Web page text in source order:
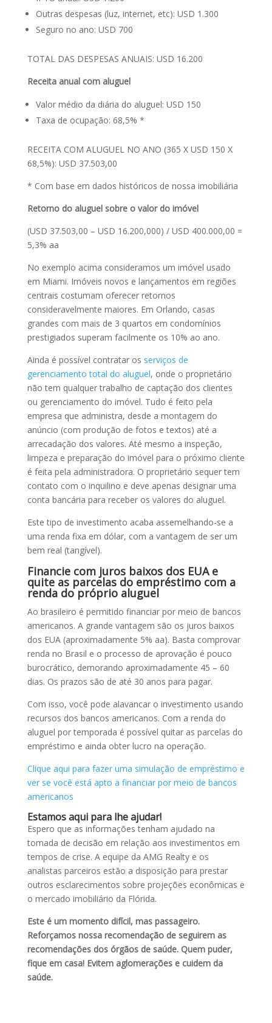
Outras despesas (luz, internet, etc): USD 1.300
Seguro no ano: USD 700
TOTAL DAS DESPESAS ANUAIS: USD 16.200
Receita anual com aluguel
Valor médio da diária do aluguel: USD 150
Taxa de ocupação: 68,5% *
RECEITA COM ALUGUEL NO ANO (365 X USD 150 X
68,5%): USD 37.503,00
* Com base em dados históricos de nossa imobiliária
Retorno do aluguel sobre o valor do imóvel
(USD 37.503,00 – USD 16.200,000) / USD 400.000,00 =
5,3% aa
No exemplo acima consideramos um imóvel usado
em Miami. Imóveis novos e lançamentos em regiões
centrais costumam oferecer retornos
consideravelmente maiores. Em Orlando, casas
grandes com mais de 3 quartos em condomínios
prestigiados superam facilmente os 10% ao ano.
Ainda é possível contratar os serviços de
gerenciamento total do aluguel, onde o proprietário
não tem qualquer trabalho de captação dos clientes
ou gerenciamento do imóvel. Tudo é feito pela
empresa que administra, desde a montagem do
anúncio (com produção de fotos e textos) até a
arrecadação dos valores. Até mesmo a inspeção,
limpeza e preparação do imóvel para o próximo cliente
é feita pela administradora. O proprietário sequer tem
contato com o inquilino e deve apenas designar uma
conta bancária para receber os valores do aluguel.
Este tipo de investimento acaba assemelhando-se a
uma renda fixa em dólar, com a vantagem de ser um
bem real (tangível).
Financie com juros baixos dos EUA e
quite as parcelas do empréstimo com a
renda do próprio aluguel
Ao brasileiro é permitido financiar por meio de bancos
americanos. A grande vantagem são os juros baixos
dos EUA (aproximadamente 5% aa). Basta comprovar
renda no Brasil e o processo de aprovação é pouco
burocrático, demorando aproximadamente 45 – 60
dias. Os prazos são de até 30 anos para pagar.
Com isso, você pode alavancar o investimento usando
recursos dos bancos americanos. Com a renda do
aluguel por temporada é possível quitar as parcelas do
empréstimo e ainda obter lucro na operação.
Clique aqui para fazer uma simulação de empréstimo e
ver se você está apto a financiar por meio de bancos
americanos
Estamos aqui para lhe ajudar!
Espero que as informações tenham ajudado na
tomada de decisão em relação aos investimentos em
tempos de crise. A equipe da AMG Realty e os
analistas parceiros estão a disposição para prestar
outros esclarecimentos sobre projeções econômicas e
o mercado imobiliário da Flórida.
Este é um momento difícil, mas passageiro.
Reforçamos nossa recomendação de seguirem as
recomendações dos órgãos de saúde. Quem puder,
fique em casa! Evitem aglomerações e cuidem da
saúde.